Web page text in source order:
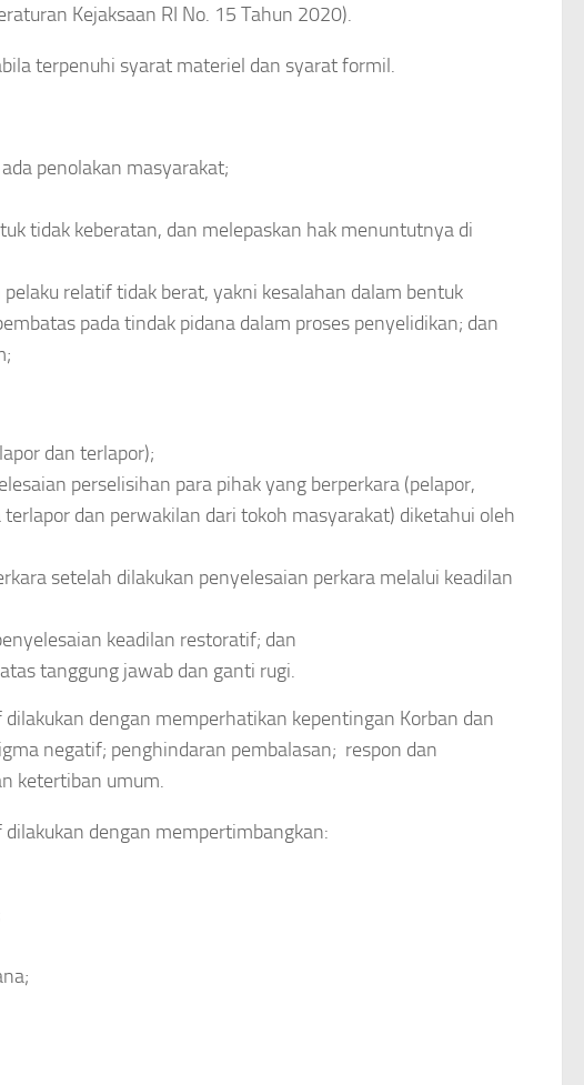
Kejaksaan RI No. 15 Tahun 2020).
terpenuhi syarat materiel dan syarat formil.
penolakan masyarakat;
tidak keberatan, dan melepaskan hak menuntutnya di
relatif tidak berat, yakni kesalahan dalam bentuk
pada tindak pidana dalam proses penyelidikan; dan
dan terlapor);
perselisihan para pihak yang berperkara (pelapor,
dan perwakilan dari tokoh masyarakat) diketahui oleh
setelah dilakukan penyelesaian perkara melalui keadilan
keadilan restoratif; dan
tanggung jawab dan ganti rugi.
dengan memperhatikan kepentingan Korban dan
negatif; penghindaran pembalasan; respon dan
ketertiban umum.
dengan mempertimbangkan: